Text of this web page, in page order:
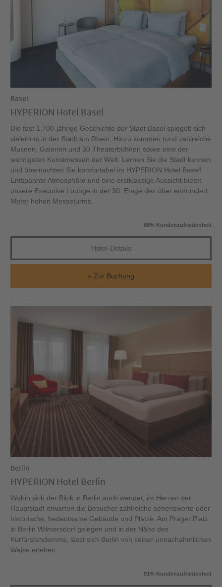
Basel
HYPERION Hotel Basel
Die fast 1.700-jährige Geschichte der Stadt Basel spiegelt sich
vielerorts in der Stadt am Rhein. Hinzu kommen rund zahlreiche
Museen, Galerien und 30 Theaterbühnen sowie eine der
wichtigsten Kunstmessen der Welt. Lernen Sie die Stadt kennen
und übernachten Sie komfortabel im HYPERION Hotel Basel!
Entspannte Atmosphäre und eine erstklassige Aussicht bietet
unsere Executive Lounge in der 30. Etage des über einhundert
Meter hohen Messeturms.
88% Kundenzufriedenheit
Hotel-Details
Zur Buchung
Berlin
HYPERION Hotel Berlin
Wohin sich der Blick in Berlin auch wendet, im Herzen der
Hauptstadt erwarten die Besucher zahlreiche sehenswerte oder
historische, bedeutsame Gebäude und Plätze. Am Prager Platz
in Berlin Wilmersdorf gelegen und in der Nähe des
Kurfürstendamms, lässt sich Berlin von seiner unnachahmlichen
Weise erleben.
91% Kundenzufriedenheit